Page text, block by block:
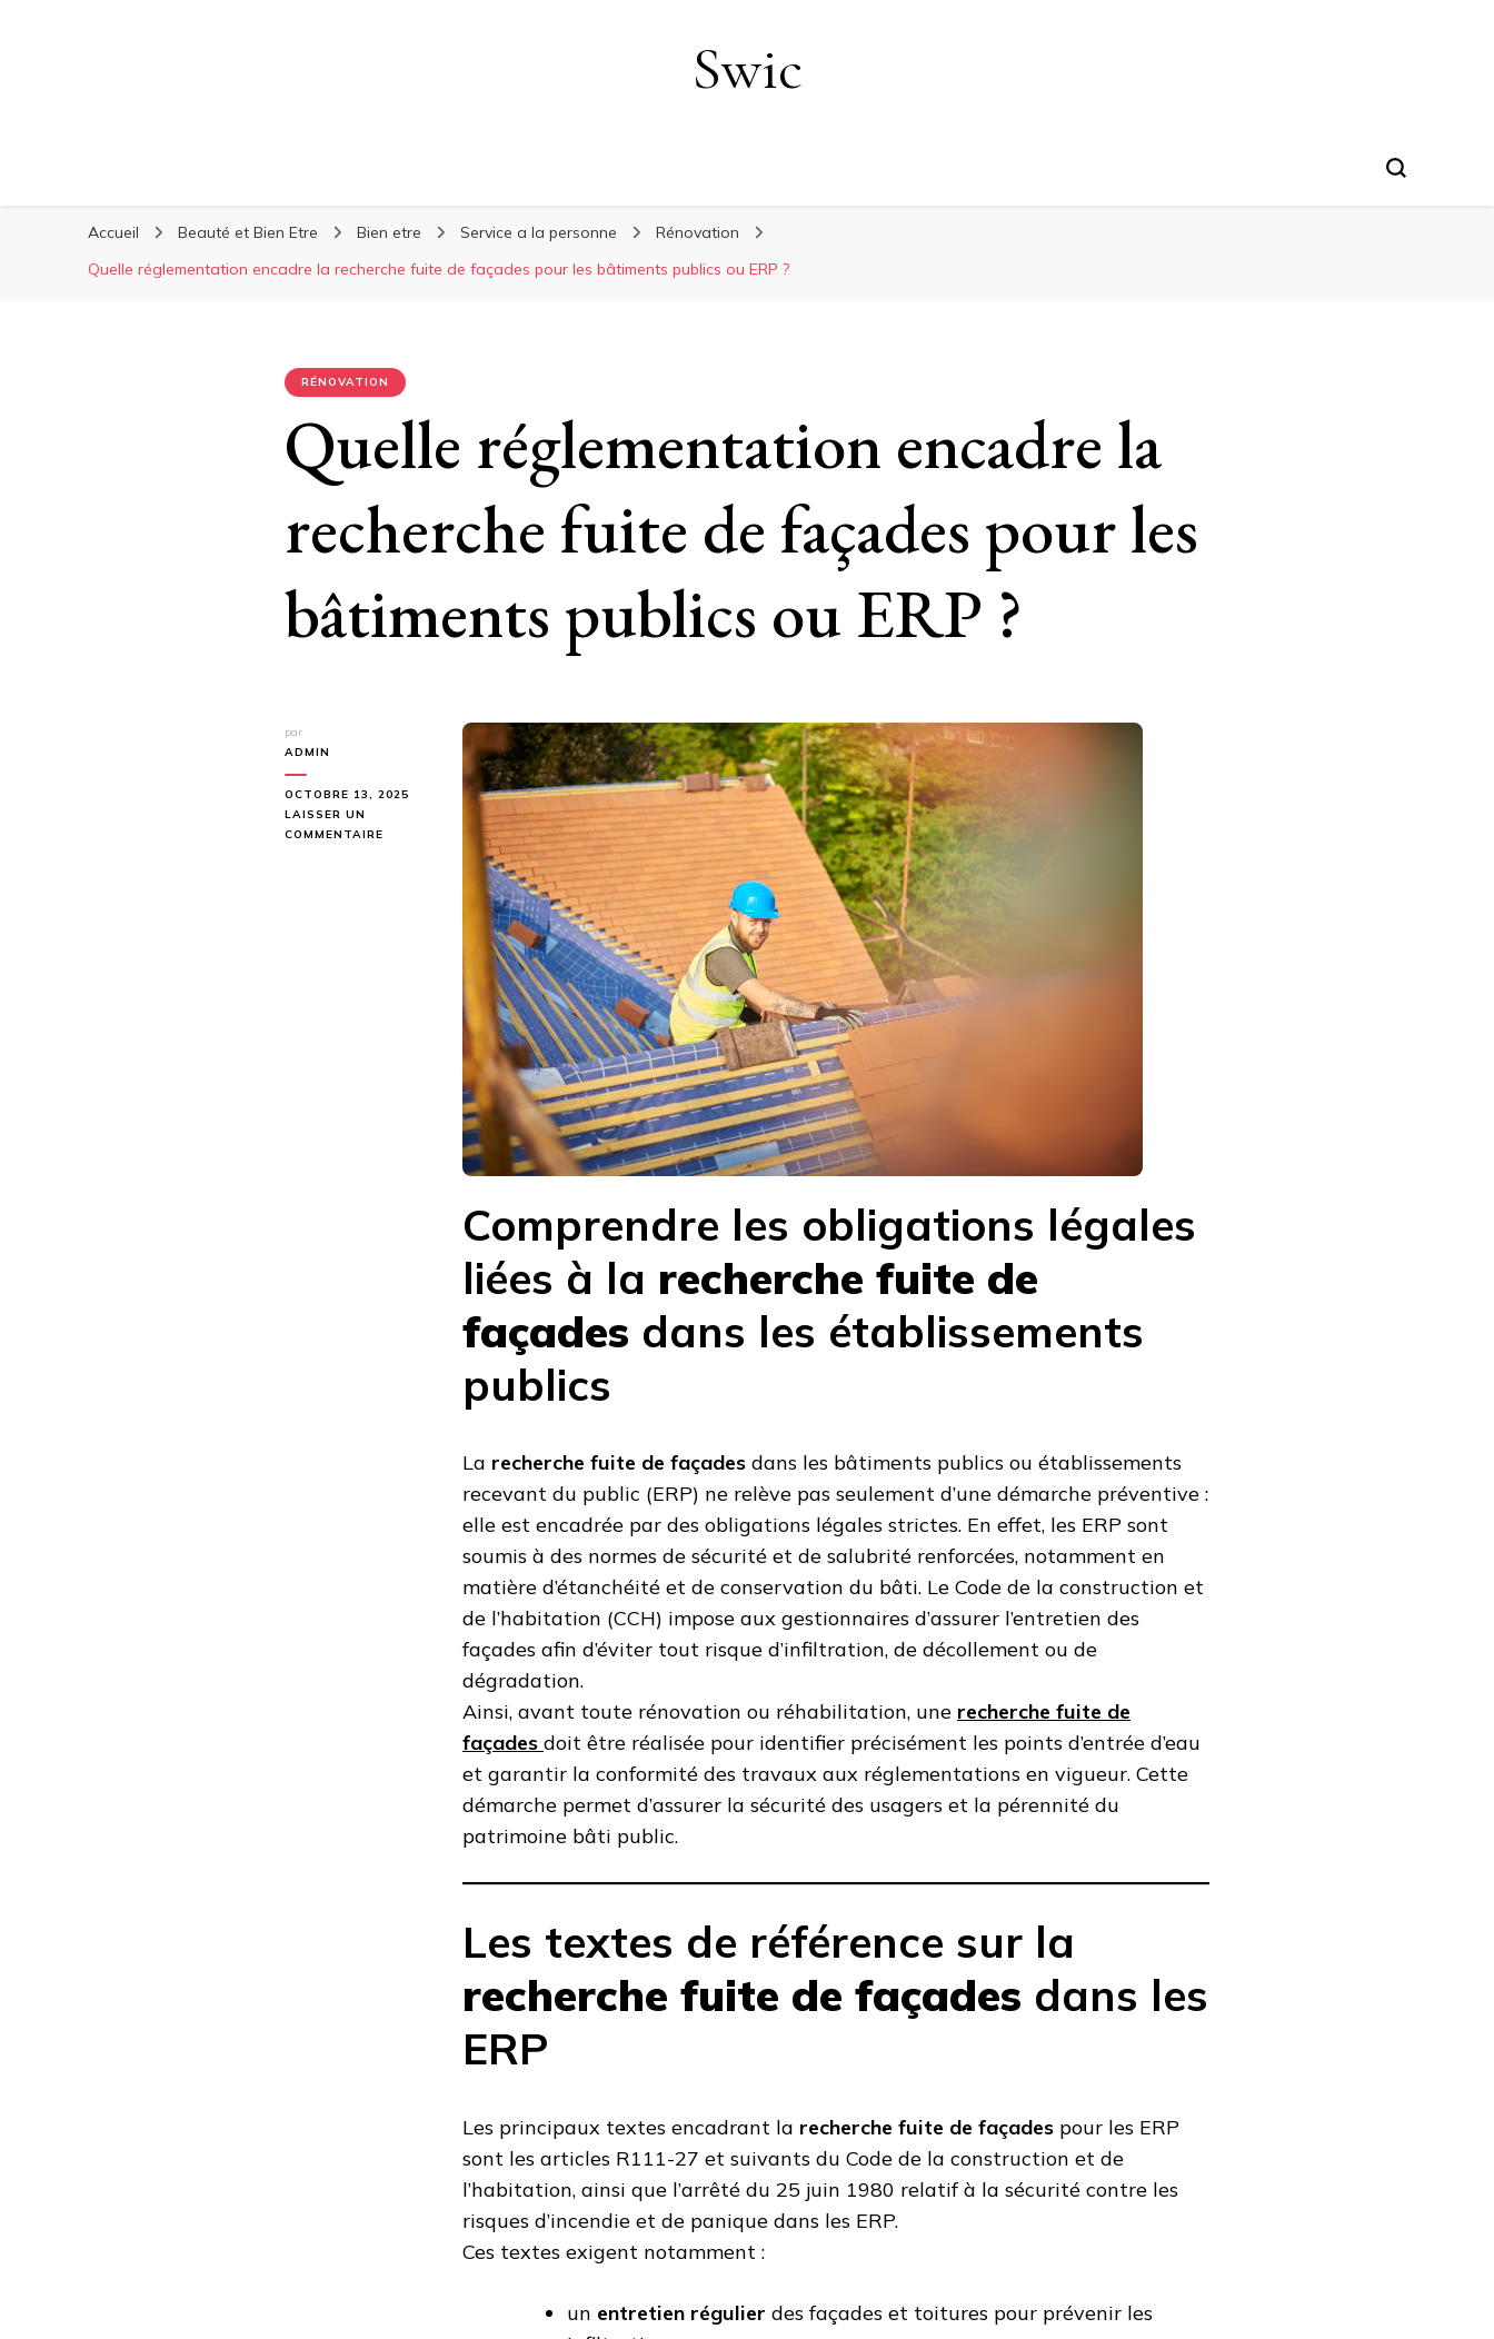
Swic
Accueil Beauté et Bien Etre Bien etre Service a la personne
Rénovation
Quelle réglementation encadre la recherche fuite de façades pour les bâtiments publics ou ERP ?
RÉNOVATION
Quelle réglementation encadre la
recherche fuite de façades pour les
bâtiments publics ou ERP ?
par
ADMIN
OCTOBRE 13, 2025
LAISSER UN
COMMENTAIRE
RÉGLEMENTATION
Comprendre les obligations légales
liées à la recherche fuite de
façades dans les établissements
publics
La recherche fuite de façades dans les bâtiments publics ou établissements
recevant du public (ERP) ne relève pas seulement d’une démarche préventive :
elle est encadrée par des obligations légales strictes. En effet, les ERP sont
soumis à des normes de sécurité et de salubrité renforcées, notamment en
matière d’étanchéité et de conservation du bâti. Le Code de la construction et
de l’habitation (CCH) impose aux gestionnaires d’assurer l’entretien des
façades afin d’éviter tout risque d’infiltration, de décollement ou de
dégradation.
Ainsi, avant toute rénovation ou réhabilitation, une recherche fuite de
façades doit être réalisée pour identifier précisément les points d’entrée d’eau
et garantir la conformité des travaux aux réglementations en vigueur. Cette
démarche permet d’assurer la sécurité des usagers et la pérennité du
patrimoine bâti public.
Les textes de référence sur la
recherche fuite de façades dans les
ERP
Les principaux textes encadrant la recherche fuite de façades pour les ERP
sont les articles R111-27 et suivants du Code de la construction et de
l’habitation, ainsi que l’arrêté du 25 juin 1980 relatif à la sécurité contre les
risques d’incendie et de panique dans les ERP.
Ces textes exigent notamment :
un entretien régulier des façades et toitures pour prévenir les